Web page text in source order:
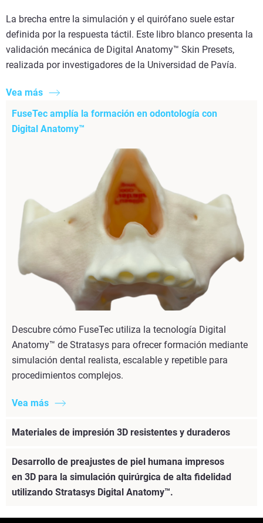
La brecha entre la simulación y el quirófano suele estar
definida por la respuesta táctil. Este libro blanco presenta la
validación mecánica de Digital Anatomy™ Skin Presets,
realizada por investigadores de la Universidad de Pavía.
Vea más
FuseTec amplía la formación en odontología con
Digital Anatomy™
Descubre cómo FuseTec utiliza la tecnología Digital
Anatomy™ de Stratasys para ofrecer formación mediante
simulación dental realista, escalable y repetible para
procedimientos complejos.
Vea más
Materiales de impresión 3D resistentes y duraderos
Desarrollo de preajustes de piel humana impresos
en 3D para la simulación quirúrgica de alta fidelidad
utilizando Stratasys Digital Anatomy™.